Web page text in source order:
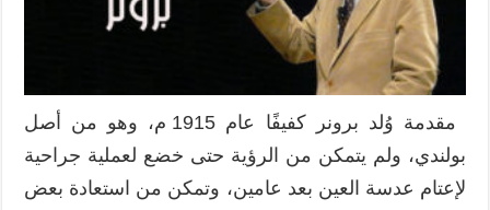
الأسس
و
المنطلقات
مغلقة
مقدمة وُلد برونر كفيفًا عام 1915 م، وهو من أصل
بولندي، ولم يتمكن من الرؤية حتى خضع لعملية جراحية
لإعتام عدسة العين بعد عامين، وتمكن من استعادة بعض